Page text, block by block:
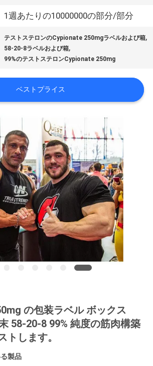
1週あたりの10000000の部分/部分
テストステロンのCypionate 250mgラベルおよび箱,
58-20-8ラベルおよび箱,
99%のテストステロンCypionate 250mg
ベストプライス
の包装ラベル ボックス
58-20-8 99% 純度の筋肉構築
トします。
製品